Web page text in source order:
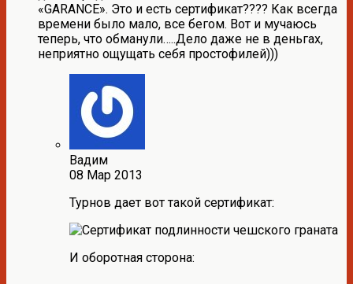
«GARANCE». Это и есть сертификат???? Как всегда
времени было мало, все бегом. Вот и мучаюсь
теперь, что обманули…..Дело даже не в деньгах,
неприятно ощущать себя простофилей)))
Вадим
08 Мар 2013
Турнов дает вот такой сертификат:
И оборотная сторона: